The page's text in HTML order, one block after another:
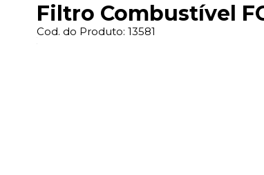
Filtro Combustível
Cod. do Produto: 13581